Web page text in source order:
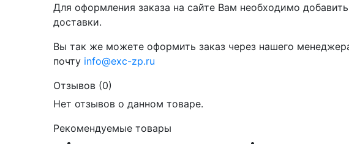
Для оформления заказа на сайте Вам необходимо
доставки.
Вы так же можете оформить заказ через нашего
почту info@exc-zp.ru
Отзывов (0)
Нет отзывов о данном товаре.
Рекомендуемые товары